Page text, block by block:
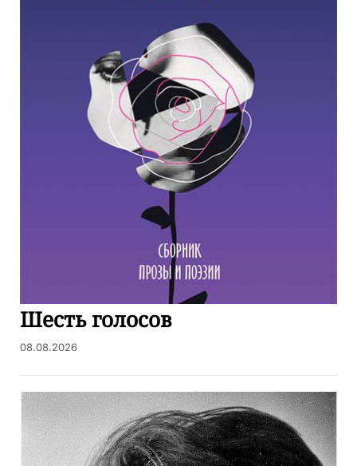
Шесть голосов
08.08.2026